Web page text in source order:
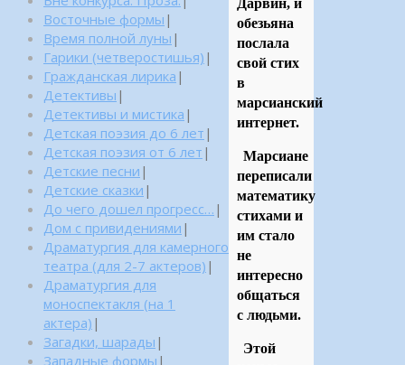
Дарвин, и
обезьяна
послала
свой стих
в
марсианский
интернет.
Марсиане
переписали
математику
стихами и
им стало
не
интересно
общаться
с людьми.
Этой
Восточные формы |
Время полной луны |
Гарики (четверостишья) |
Гражданская лирика |
Детективы |
Детективы и мистика |
Детская поэзия до 6 лет |
Детская поэзия от 6 лет |
Детские песни |
Детские сказки |
До чего дошел прогресс… |
Дом с привидениями |
Драматургия для камерного
театра (для 2-7 актеров) |
Драматургия для
моноспектакля (на 1
актера) |
Загадки, шарады |
Западные формы |